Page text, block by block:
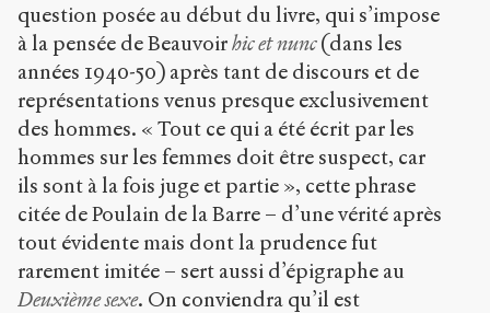
question posée au début du livre, qui s’impose
à la pensée de Beauvoirhic et nunc(dans les
années 1940-50) après tant de discours et de
représentations venus presque exclusivement
des hommes. « Tout ce qui a été écrit par les
hommes sur les femmes doit être suspect, car
ils sont à la fois juge et partie », cette phrase
citée de Poulain de la Barre – d’une vérité après
tout évidente mais dont la prudence fut
rarement imitée – sert aussi d’épigraphe au
Deuxième sexe. On conviendra qu’il est